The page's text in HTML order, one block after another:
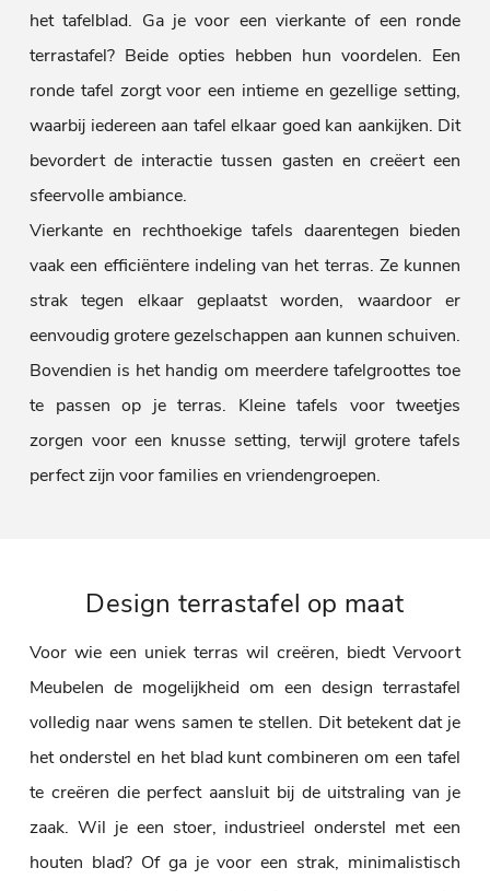
het tafelblad. Ga je voor een vierkante of een ronde
terrastafel? Beide opties hebben hun voordelen. Een
ronde tafel zorgt voor een intieme en gezellige setting,
waarbij iedereen aan tafel elkaar goed kan aankijken. Dit
bevordert de interactie tussen gasten en creëert een
sfeervolle ambiance.
Vierkante en rechthoekige tafels daarentegen bieden
vaak een efficiëntere indeling van het terras. Ze kunnen
strak tegen elkaar geplaatst worden, waardoor er
eenvoudig grotere gezelschappen aan kunnen schuiven.
Bovendien is het handig om meerdere tafelgroottes toe
te passen op je terras. Kleine tafels voor tweetjes
zorgen voor een knusse setting, terwijl grotere tafels
perfect zijn voor families en vriendengroepen.
Design terrastafel op maat
Voor wie een uniek terras wil creëren, biedt Vervoort
Meubelen de mogelijkheid om een design terrastafel
volledig naar wens samen te stellen. Dit betekent dat je
het onderstel en het blad kunt combineren om een tafel
te creëren die perfect aansluit bij de uitstraling van je
zaak. Wil je een stoer, industrieel onderstel met een
houten blad? Of ga je voor een strak, minimalistisch